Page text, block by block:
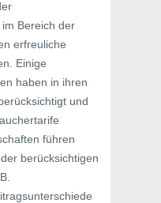
Bereich der
erfreuliche
Einige
haben in ihren
und
führen
berücksichtigen